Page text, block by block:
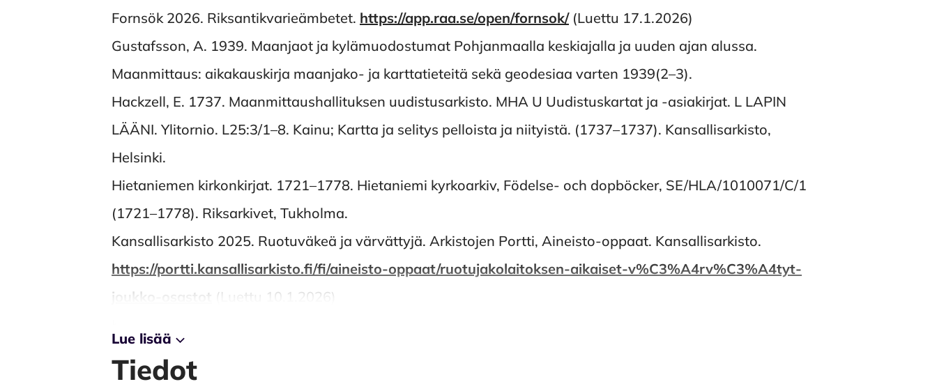
Fornsök 2026. Riksantikvarieämbetet. https://app.raa.se/open/fornsok/(Luettu 17.1.2026)
Gustafsson, A. 1939. Maanjaot ja kylämuodostumat Pohjanmaalla keskiajalla ja uuden ajan alussa.
Maanmittaus: aikakauskirja maanjako- ja karttatieteitä sekä geodesiaa varten 1939(2–3).
Hackzell, E. 1737. Maanmittaushallituksen uudistusarkisto. MHA U Uudistuskartat ja -asiakirjat. L LAPIN
LÄÄNI. Ylitornio. L25:3/1–8. Kainu; Kartta ja selitys pelloista ja niityistä. (1737–1737). Kansallisarkisto,
Helsinki.
Hietaniemen kirkonkirjat. 1721–1778. Hietaniemi kyrkoarkiv, Födelse- och dopböcker, SE/HLA/1010071/C/1
(1721–1778). Riksarkivet, Tukholma.
Kansallisarkisto 2025. Ruotuväkeä ja värvättyjä. Arkistojen Portti, Aineisto-oppaat. Kansallisarkisto.
https://portti.kansallisarkisto.fi/fi/aineisto-oppaat/ruotujakolaitoksen-aikaiset-v%C3%A4rv%C3%A4tyt-
joukko-osastot (Luettu 10.1.2026)
Koivunen, P. 1977. Oravaisensaari och Kainuunkylä – medeltida boplatser i Tornedalen. Historisk tidskrift för
Lue lisää
Tiedot